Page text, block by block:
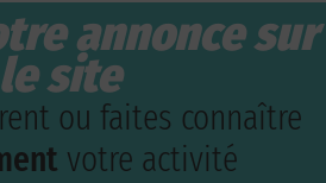
annonce sur
le site
ou faites connaître
votre activité